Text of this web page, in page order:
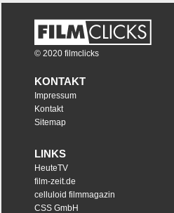
© 2020 filmclicks
KONTAKT
Impressum
Kontakt
Sitemap
LINKS
HeuteTV
film-zeit.de
celluloid filmmagazin
CSS GmbH